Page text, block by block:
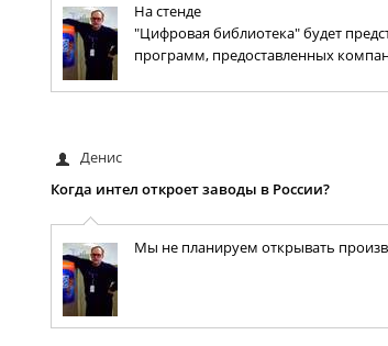
На стенде
"Цифровая библиотека" будет
программ, предоставленных
Денис
Когда интел откроет заводы в России?
Мы не планируем открывать